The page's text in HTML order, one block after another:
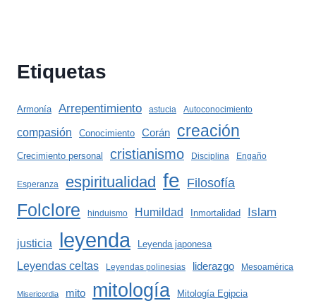
Etiquetas
Armonía Arrepentimiento astucia Autoconocimiento
compasión Conocimiento Corán creación
Crecimiento personal cristianismo Disciplina Engaño
Esperanza espiritualidad fe Filosofía
Folclore hinduismo Humildad Inmortalidad Islam
justicia leyenda Leyenda japonesa
Leyendas celtas Leyendas polinesias liderazgo Mesoamérica
Misericordia mito mitología Mitología Egipcia